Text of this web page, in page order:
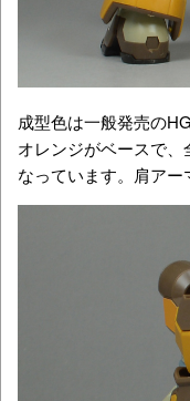
成型色は一般発売の
オレンジがベースで
なっています。肩アー